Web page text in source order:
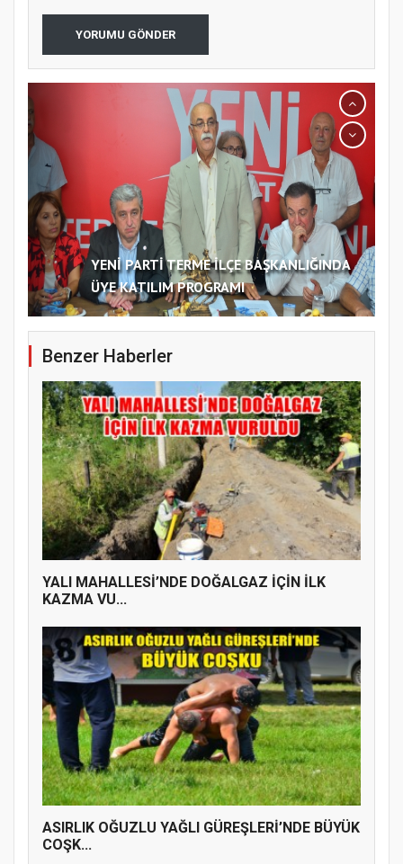
YORUMU GÖNDER
YENİ PARTİ TERME İLÇE BAŞKANLIĞINDA
ÜYE KATILIM PROGRAMI
Benzer Haberler
YALI MAHALLESİ’NDE DOĞALGAZ İÇİN İLK
KAZMA VU...
ASIRLIK OĞUZLU YAĞLI GÜREŞLERİ’NDE BÜYÜK
COŞK...